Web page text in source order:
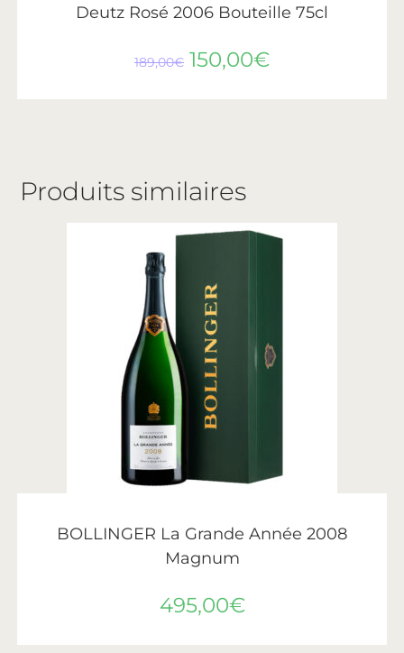
Deutz Rosé 2006 Bouteille 75cl
189,00€ 150,00€
Produits similaires
BOLLINGER La Grande Année 2008
Magnum
495,00€